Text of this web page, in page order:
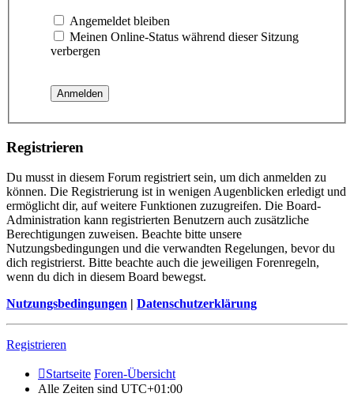
Angemeldet bleiben
Meinen Online-Status während dieser Sitzung
verbergen
Registrieren
Du musst in diesem Forum registriert sein, um dich anmelden zu
können. Die Registrierung ist in wenigen Augenblicken erledigt und
ermöglicht dir, auf weitere Funktionen zuzugreifen. Die Board-
Administration kann registrierten Benutzern auch zusätzliche
Berechtigungen zuweisen. Beachte bitte unsere
Nutzungsbedingungen und die verwandten Regelungen, bevor du
dich registrierst. Bitte beachte auch die jeweiligen Forenregeln,
wenn du dich in diesem Board bewegst.
Nutzungsbedingungen | Datenschutzerklärung
Registrieren
Startseite Foren-Übersicht
Alle Zeiten sind UTC+01:00